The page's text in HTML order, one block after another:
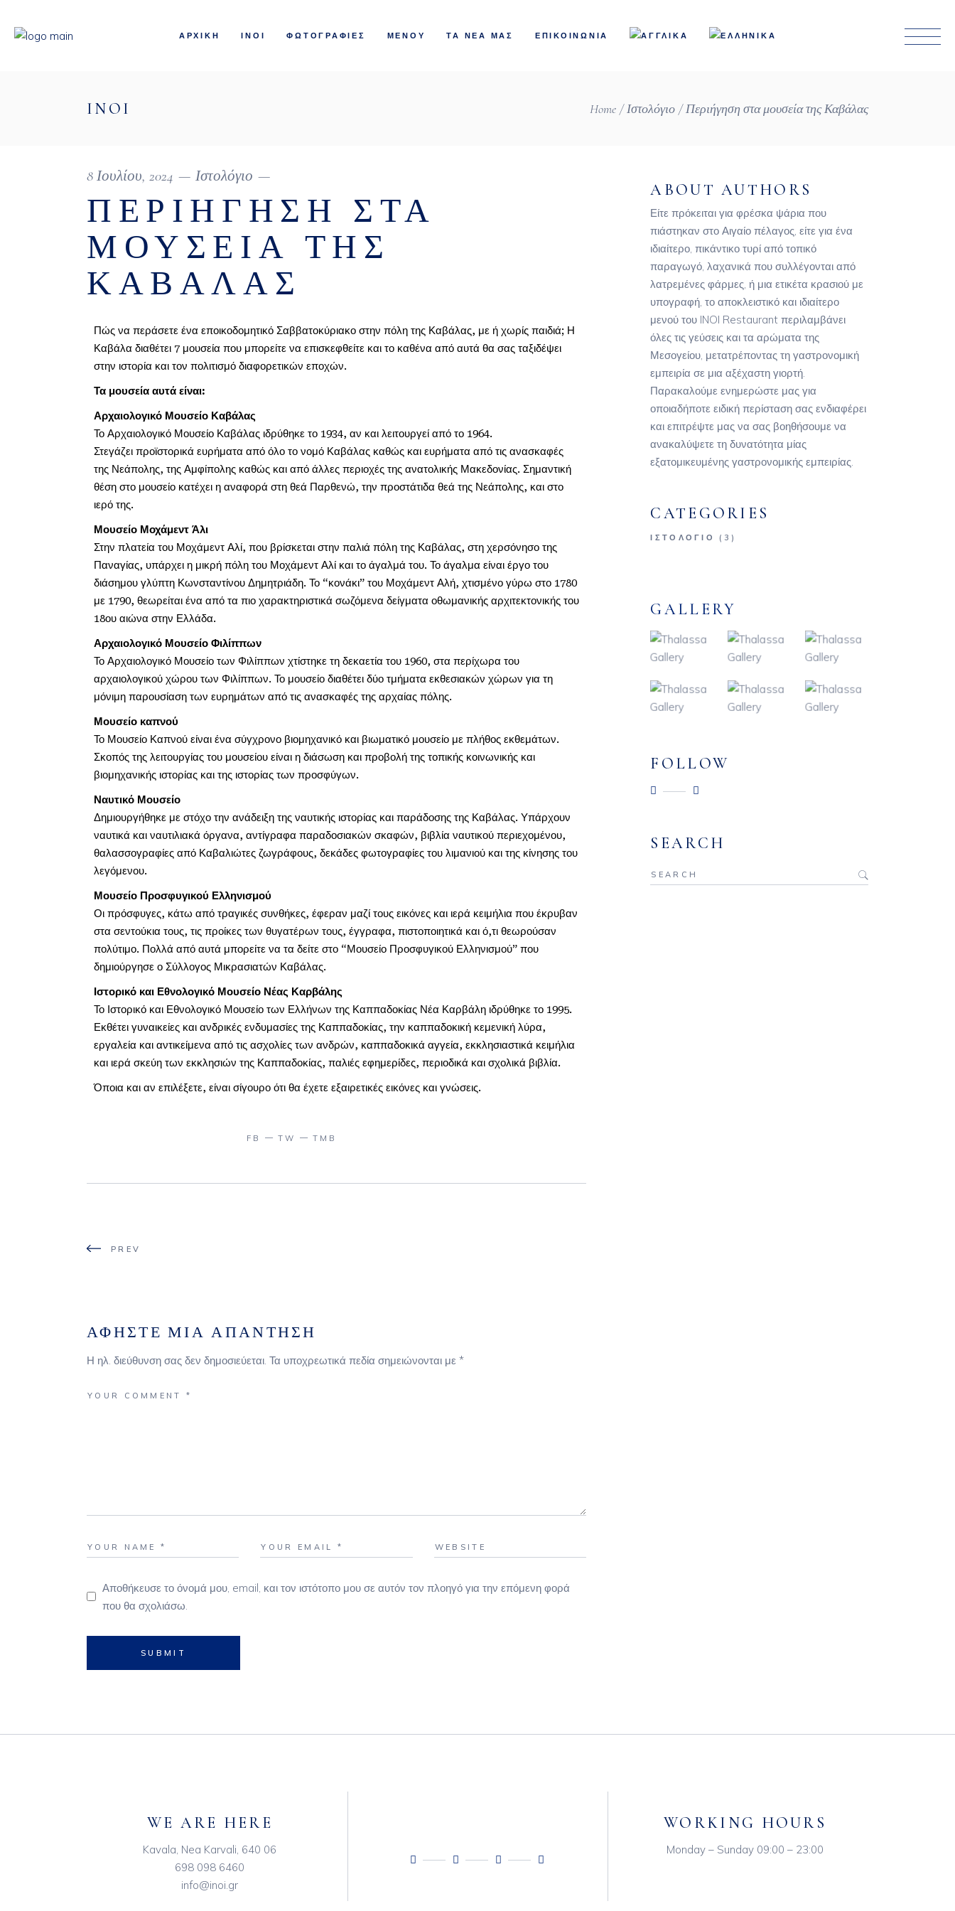
ΑΡΧΙΚΗ ΙΝΟΙ ΦΩΤΟΓΡΑΦΙΕΣ ΜΕΝΟΥ ΤΑ ΝΕΑ ΜΑΣ ΕΠΙΚΟΙΝΩΝΙΑ
INOI Home Ιστολόγιο Περιήγηση στα μουσεία της Καβάλας
8 Ιουλίου, 2024 Ιστολόγιο
ΠΕΡΙΉΓΗΣΗ ΣΤΑ
ΜΟΥΣΕΊΑ ΤΗΣ
ΚΑΒΆΛΑΣ
Πώς να περάσετε ένα εποικοδομητικό Σαββατοκύριακο στην πόλη της Καβάλας, με ή χωρίς παιδιά; Η
Καβάλα διαθέτει 7 μουσεία που μπορείτε να επισκεφθείτε και το καθένα από αυτά θα σας ταξιδέψει
στην ιστορία και τον πολιτισμό διαφορετικών εποχών.
Τα μουσεία αυτά είναι:
Αρχαιολογικό Μουσείο Καβάλας
Το Αρχαιολογικό Μουσείο Καβάλας ιδρύθηκε το 1934, αν και λειτουργεί από το 1964.
Στεγάζει προϊστορικά ευρήματα από όλο το νομό Καβάλας καθώς και ευρήματα από τις ανασκαφές
της Νεάπολης, της Αμφίπολης καθώς και από άλλες περιοχές της ανατολικής Μακεδονίας. Σημαντική
θέση στο μουσείο κατέχει η αναφορά στη θεά Παρθενώ, την προστάτιδα θεά της Νεάπολης, και στο
ιερό της.
Μουσείο Μοχάμεντ Άλι
Στην πλατεία του Μοχάμεντ Αλί, που βρίσκεται στην παλιά πόλη της Καβάλας, στη χερσόνησο της
Παναγίας, υπάρχει η μικρή πόλη του Μοχάμεντ Αλί και το άγαλμά του. Το άγαλμα είναι έργο του
διάσημου γλύπτη Κωνσταντίνου Δημητριάδη. Το “κονάκι” του Μοχάμεντ Αλή, χτισμένο γύρω στο 1780
με 1790, θεωρείται ένα από τα πιο χαρακτηριστικά σωζόμενα δείγματα οθωμανικής αρχιτεκτονικής του
18ου αιώνα στην Ελλάδα.
Αρχαιολογικό Μουσείο Φιλίππων
Το Αρχαιολογικό Μουσείο των Φιλίππων χτίστηκε τη δεκαετία του 1960, στα περίχωρα του
αρχαιολογικού χώρου των Φιλίππων. Το μουσείο διαθέτει δύο τμήματα εκθεσιακών χώρων για τη
μόνιμη παρουσίαση των ευρημάτων από τις ανασκαφές της αρχαίας πόλης.
Μουσείο καπνού
Το Μουσείο Καπνού είναι ένα σύγχρονο βιομηχανικό και βιωματικό μουσείο με πλήθος εκθεμάτων.
Σκοπός της λειτουργίας του μουσείου είναι η διάσωση και προβολή της τοπικής κοινωνικής και
βιομηχανικής ιστορίας και της ιστορίας των προσφύγων.
Ναυτικό Μουσείο
Δημιουργήθηκε με στόχο την ανάδειξη της ναυτικής ιστορίας και παράδοσης της Καβάλας. Υπάρχουν
ναυτικά και ναυτιλιακά όργανα, αντίγραφα παραδοσιακών σκαφών, βιβλία ναυτικού περιεχομένου,
θαλασσογραφίες από Καβαλιώτες ζωγράφους, δεκάδες φωτογραφίες του λιμανιού και της κίνησης του
λεγόμενου.
Μουσείο Προσφυγικού Ελληνισμού
Οι πρόσφυγες, κάτω από τραγικές συνθήκες, έφεραν μαζί τους εικόνες και ιερά κειμήλια που έκρυβαν
στα σεντούκια τους, τις προίκες των θυγατέρων τους, έγγραφα, πιστοποιητικά και ό,τι θεωρούσαν
πολύτιμο. Πολλά από αυτά μπορείτε να τα δείτε στο “Μουσείο Προσφυγικού Ελληνισμού” που
δημιούργησε ο Σύλλογος Μικρασιατών Καβάλας.
Ιστορικό και Εθνολογικό Μουσείο Νέας Καρβάλης
Το Ιστορικό και Εθνολογικό Μουσείο των Ελλήνων της Καππαδοκίας Νέα Καρβάλη ιδρύθηκε το 1995.
Εκθέτει γυναικείες και ανδρικές ενδυμασίες της Καππαδοκίας, την καππαδοκική κεμενική λύρα,
εργαλεία και αντικείμενα από τις ασχολίες των ανδρών, καππαδοκικά αγγεία, εκκλησιαστικά κειμήλια
και ιερά σκεύη των εκκλησιών της Καππαδοκίας, παλιές εφημερίδες, περιοδικά και σχολικά βιβλία.
Όποια και αν επιλέξετε, είναι σίγουρο ότι θα έχετε εξαιρετικές εικόνες και γνώσεις.
FB TW TMB
PREV
ΑΦΉΣΤΕ ΜΙΑ ΑΠΆΝΤΗΣΗ
Η ηλ. διεύθυνση σας δεν δημοσιεύεται. Τα υποχρεωτικά πεδία σημειώνονται με *
Αποθήκευσε το όνομά μου, email, και τον ιστότοπο μου σε αυτόν τον πλοηγό για την επόμενη φορά
που θα σχολιάσω.
SUBMIT
ABOUT AUTHORS
Είτε πρόκειται για φρέσκα ψάρια που
πιάστηκαν στο Αιγαίο πέλαγος, είτε για ένα
ιδιαίτερο, πικάντικο τυρί από τοπικό
παραγωγό, λαχανικά που συλλέγονται από
λατρεμένες φάρμες, ή μια ετικέτα κρασιού με
υπογραφή, το αποκλειστικό και ιδιαίτερο
μενού του INOI Restaurant περιλαμβάνει
όλες τις γεύσεις και τα αρώματα της
Μεσογείου, μετατρέποντας τη γαστρονομική
εμπειρία σε μια αξέχαστη γιορτή.
Παρακαλούμε ενημερώστε μας για
οποιαδήποτε ειδική περίσταση σας ενδιαφέρει
και επιτρέψτε μας να σας βοηθήσουμε να
ανακαλύψετε τη δυνατότητα μίας
εξατομικευμένης γαστρονομικής εμπειρίας.
CATEGORIES
ΙΣΤΟΛΌΓΙΟ (3)
GALLERY
FOLLOW
SEARCH
WE ARE HERE
Kavala, Nea Karvali, 640 06
698 098 6460
info@inoi.gr
WORKING HOURS
Monday – Sunday 09:00 – 23:00